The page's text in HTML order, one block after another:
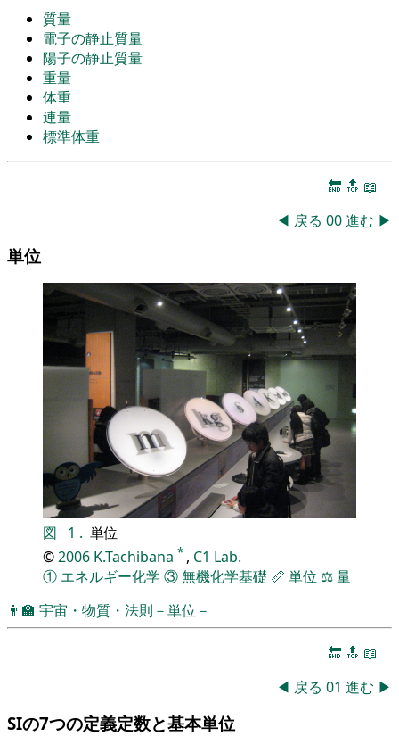
質量
電子の静止質量
陽子の静止質量
重量
体重
連量
標準体重
🔚 🔝 📖
◀ 戻る 00進む ▶
単位
図 1 . 単位
©2006 K.Tachibana * , C1 Lab.
① エネルギー化学 ③無機化学基礎 📏 単位 ⚖️量
👨‍🏫 宇宙・物質・法則－単位－
🔚 🔝 📖
◀ 戻る 01 進む ▶
SIの7つの定義定数と基本単位